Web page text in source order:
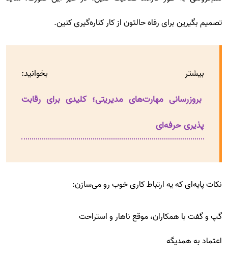
تصمیم بگیرین برای رفاه حالتون از کار کناره‌گیری کنین.
بیشتر بخوانید:
بروزرسانی مهارت‌های مدیریتی؛ کلیدی برای رقابت
پذیری حرفه‌ای
نکات پایه‌ای که یه ارتباط کاری خوب رو می‌سازن:
گپ و گفت با همکاران، موقع ناهار و استراحت
اعتماد به همدیگه